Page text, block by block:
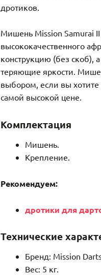
дротиков.
Мишень Mission Samurai II
высококачественного
конструкцию (без скоб),
теряющие яркости.
выбором, если вы
самой высокой цене.
Комплектация
Мишень.
Крепление.
Рекомендуем:
дротики для
Технические
Бренд: Mission
Вес: 5 кг.